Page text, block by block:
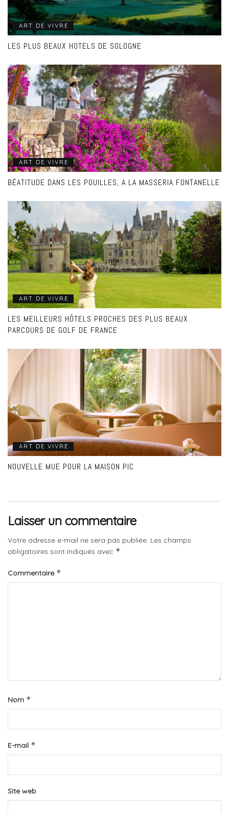
ART DE VIVRE
LES PLUS BEAUX HOTELS DE SOLOGNE
ART DE VIVRE
BÉATITUDE DANS LES POUILLES, A LA MASSERIA FONTANELLE
ART DE VIVRE
LES MEILLEURS HÔTELS PROCHES DES PLUS BEAUX
PARCOURS DE GOLF DE FRANCE
ART DE VIVRE
NOUVELLE MUE POUR LA MAISON PIC
Laisser un commentaire
Votre adresse e-mail ne sera pas publiée. Les champs
obligatoires sont indiqués avec *
Commentaire *
Nom *
E-mail *
Site web